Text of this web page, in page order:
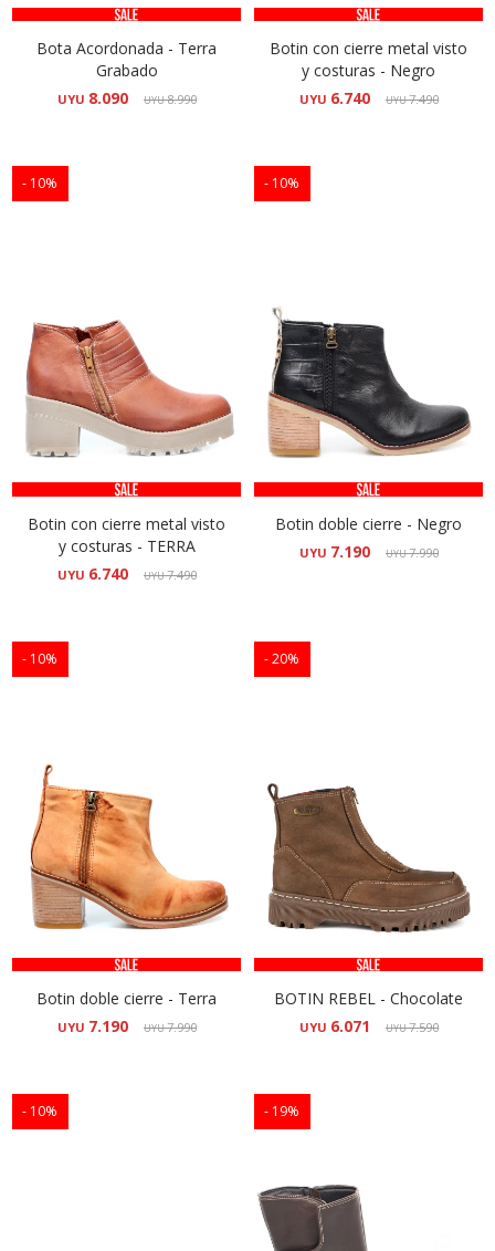
Bota Acordonada - Terra
Grabado
UYU 8.090 UYU8.990
Botin con cierre metal visto
y costuras - Negro
UYU 6.740 UYU7.490
10
Botin con cierre metal visto
y costuras - TERRA
UYU 6.740 UYU7.490
10
Botin doble cierre - Negro
UYU 7.190 UYU7.990
10
Botin doble cierre - Terra
UYU 7.190 UYU7.990
20
BOTIN REBEL - Chocolate
UYU 6.071 UYU7.590
10 19